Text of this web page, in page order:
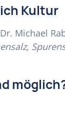
Kultur
Michael